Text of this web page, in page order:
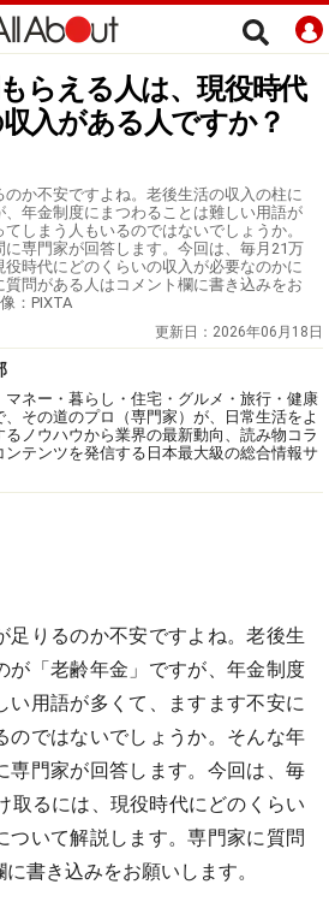
らえる人は、現役時代
入がある人ですか？
か不安ですよね。老後生活の収入の柱に
年金制度にまつわることは難しい用語が
しまう人もいるのではないでしょうか。
専門家が回答します。今回は、毎月21万
時代にどのくらいの収入が必要なのかに
問がある人はコメント欄に書き込みをお
：PIXTA
更新日： 2026年06月18日
マネー・暮らし・住宅・グルメ・旅行・健康
、その道のプロ（専門家）が、日常生活をよ
るノウハウから業界の最新動向、読み物コラ
ンテンツを発信する日本最大級の総合情報サ
足りるのか不安ですよね。老後生
が「老齢年金」ですが、年金制度
い用語が多くて、ますます不安に
のではないでしょうか。そんな年
専門家が回答します。今回は、毎
取るには、現役時代にどのくらい
ついて解説します。専門家に質問
書き込みをお願いします。